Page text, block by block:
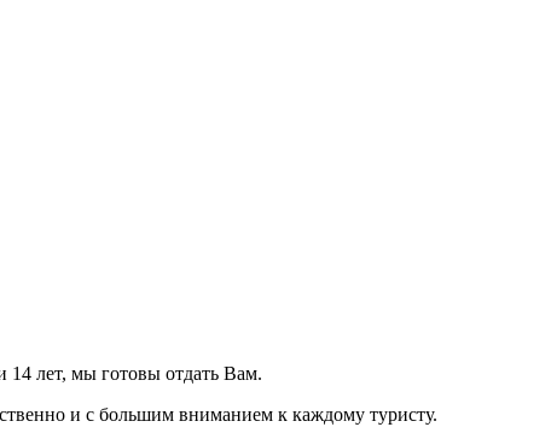
14 лет, мы готовы отдать Вам.
и с большим вниманием к каждому туристу.